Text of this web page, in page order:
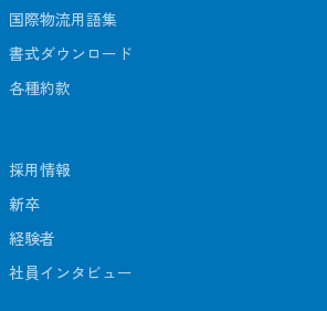
国際物流用語集
書式ダウンロード
各種約款
採用情報
新卒
経験者
社員インタビュー